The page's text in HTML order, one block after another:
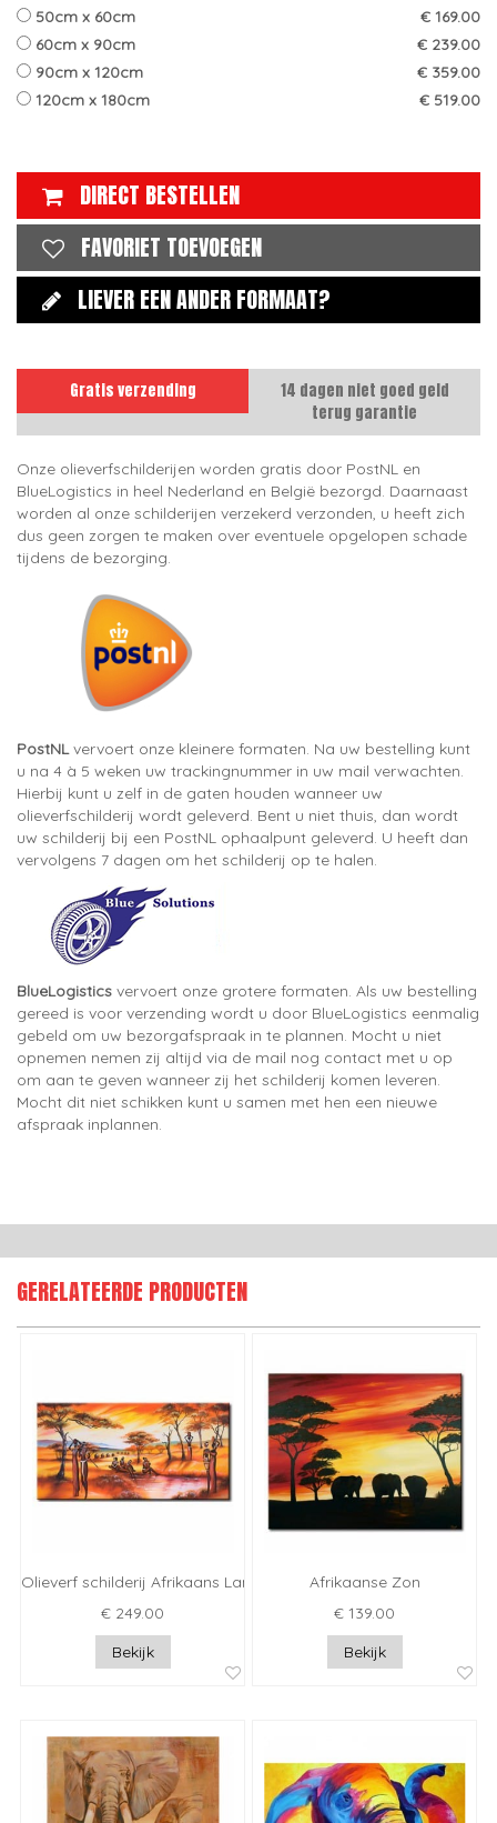
50cm x 60cm
€ 169.00
60cm x 90cm
€ 239.00
90cm x 120cm
€ 359.00
120cm x 180cm
€ 519.00
DIRECT BESTELLEN
FAVORIET TOEVOEGEN
LIEVER EEN ANDER FORMAAT?
Gratis verzending
14 dagen niet goed geld
terug garantie
Onze olieverfschilderijen worden gratis door PostNL en
BlueLogistics in heel Nederland en België bezorgd. Daarnaast
worden al onze schilderijen verzekerd verzonden, u heeft zich
dus geen zorgen te maken over eventuele opgelopen schade
tijdens de bezorging.
PostNLvervoert onze kleinere formaten. Na uw bestelling kunt
u na 4 à 5 weken uw trackingnummer in uw mail verwachten.
Hierbij kunt u zelf in de gaten houden wanneer uw
olieverfschilderij wordt geleverd. Bent u niet thuis, dan wordt
uw schilderij bij een PostNL ophaalpunt geleverd. U heeft dan
vervolgens 7 dagen om het schilderij op te halen.
BlueLogistics vervoert onze grotere formaten. Als uw bestelling
gereed is voor verzending wordt u door BlueLogistics eenmalig
gebeld om uw bezorgafspraak in te plannen. Mocht u niet
opnemen nemen zij altijd via de mail nog contact met u op
om aan te geven wanneer zij het schilderij komen leveren.
Mocht dit niet schikken kunt u samen met hen een nieuwe
afspraak inplannen.
GERELATEERDE PRODUCTEN
Olieverf schilderij Afrikaans Landschap
€ 249.00
Bekijk
Afrikaanse Zon
€ 139.00
Bekijk